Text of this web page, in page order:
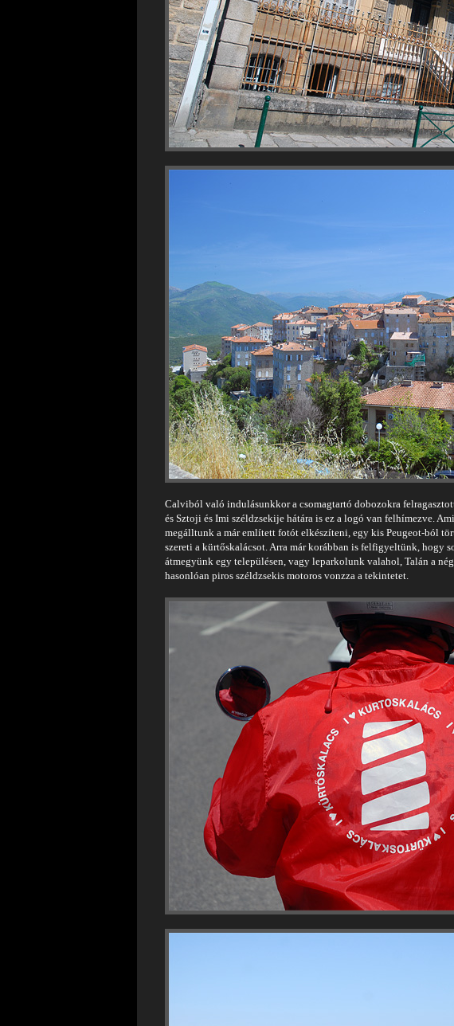
Calviból való indulásunkkor a csomagtartó dobozokra
és Sztoji és Imi széldzsekije hátára is ez a logó van felhímezve.
megálltunk a már említett fotót elkészíteni, egy kis Peugeot-ból
szereti a kürtőskalácsot. Arra már korábban is felfigyeltünk, hogy
átmegyünk egy településen, vagy leparkolunk valahol, Talán a
hasonlóan piros széldzsekis motoros vonzza a tekintetet.